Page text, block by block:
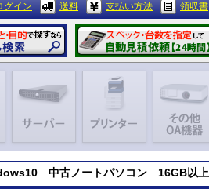
グイン 送料 支払い方法 領収書
中古ノートパソコン 16GB以上